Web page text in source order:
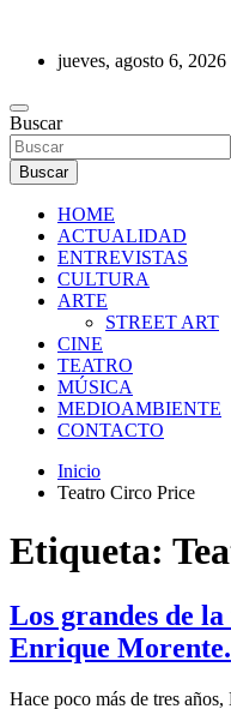
contenidojueves, agosto 6, 2026
REVISTA DE PRENSA
Buscar
Buscar
HOME
ACTUALIDAD
ENTREVISTAS
CULTURA
ARTE
STREET ART
CINE
TEATRO
MÚSICA
MEDIOAMBIENTE
CONTACTO
Inicio
Teatro Circo Price
Etiqueta:
Los grandes de
Enrique Morente.
Hace poco más de tres